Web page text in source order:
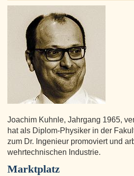
Joachim Kuhnle, Jahrgang 1965,
hat als Diplom-Physiker in der
zum Dr. Ingenieur promoviert und
wehrtechnischen Industrie.
Marktplatz